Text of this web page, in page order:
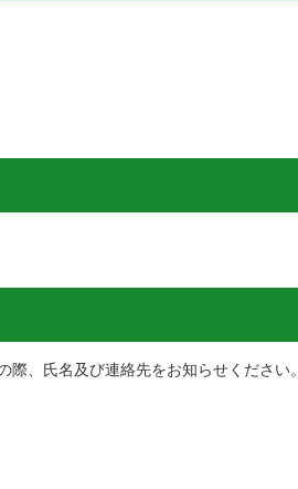
、氏名及び連絡先をお知らせください。